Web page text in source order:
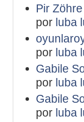
Pir
por luba
por luba
Gabile
por luba
Gabile
por luba